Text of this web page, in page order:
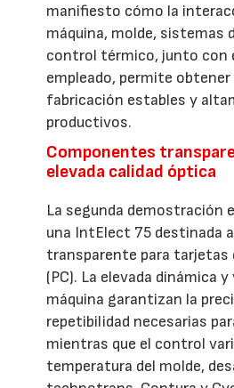
manifiesto cómo la
máquina, molde, sistemas
control térmico, junto con
empleado, permite obtener
fabricación estables y
productivos.
Componentes
elevada calidad óptica
La segunda demostración
una IntElect 75 destinada
transparente para tarjetas
(PC). La elevada dinámica
máquina garantizan la
repetibilidad necesarias
mientras que el control
temperatura del molde,